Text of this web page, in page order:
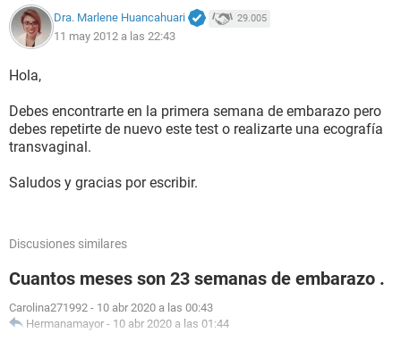
Dra. Marlene Huancahuari 29.005
11 may 2012 a las 22:43
Hola,
Debes encontrarte en la primera semana de embarazo pero
debes repetirte de nuevo este test o realizarte una ecografía
transvaginal.
Saludos y gracias por escribir.
Discusiones similares
Cuantos meses son 23 semanas de embarazo .
Carolina271992 - 10 abr 2020 a las 00:43
Hermanamayor - 10 abr 2020 a las 01:44